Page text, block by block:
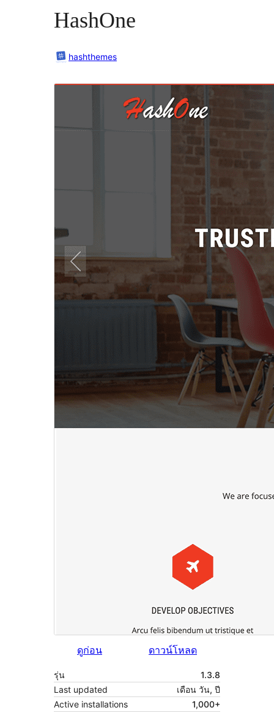
HashOne
hashthemes
ดูก่อน ดาวน์โหลด
รุ่น
1.3.8
Last updated
เดือน วัน, ปี
Active installations
1,000+